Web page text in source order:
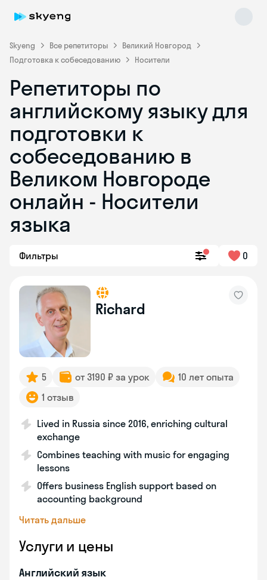
Skyeng Все репетиторы
Великий Новгород
Подготовка к собеседованию
Носители
Репетиторы по
английскому языку для
подготовки к
собеседованию в
Великом Новгороде
онлайн - Носители
языка
Фильтры 0
Richard
5 от 3190 ₽ за урок
10 лет опыта
1 отзыв
Lived in Russia since 2016, enriching cultural
exchange
Combines teaching with music for engaging
lessons
Offers business English support based on
accounting background
Читать дальше
Услуги и цены
Английский язык
Skyeng Chat